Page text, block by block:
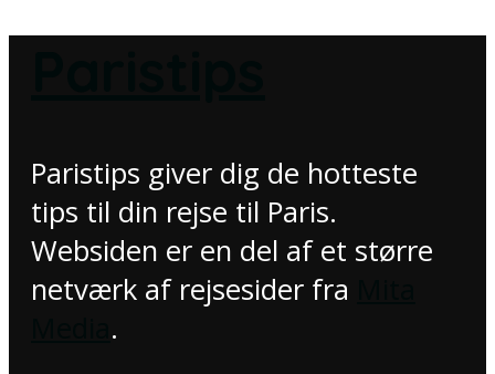
Paristips giver dig de hotteste
tips til din rejse til Paris.
Websiden er en del af et større
netværk af rejsesider fra
.